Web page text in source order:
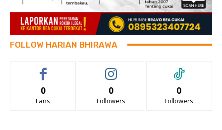
FOLLOW HARIAN BHIRAWA
0
Fans
0
Followers
0
Followers